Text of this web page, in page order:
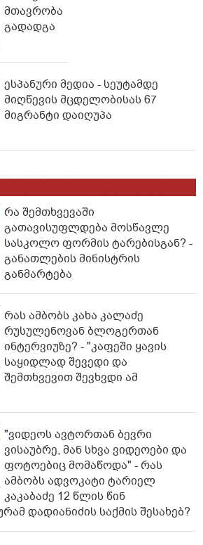
მთავრობა
გადადგა
ესპანური მედია - სეუტამდე
მიღწევის მცდელობისას 67
მიგრანტი დაიღუპა
რა შემთხვევაში
გათავისუფლდება მოსწავლე
სასკოლო ფორმის ტარებისგან? -
განათლების მინისტრის
განმარტება
რას ამბობს კახა კალაძე
რუსულენოვან ბლოგერთან
ინტერვიუზე? - "კაფეში ყავის
საყიდლად შევედი და
შემთხვევით შევხვდი ამ
"ვიდეოს ავტორთან ბევრი
ვისაუბრე, მან სხვა ვიდეოები და
ფოტოებიც მომაწოდა" - რას
ამბობს ადვოკატი ტარიელ
კაკაბაძე 12 წლის წინ
დადიანიძის საქმის შესახებ?